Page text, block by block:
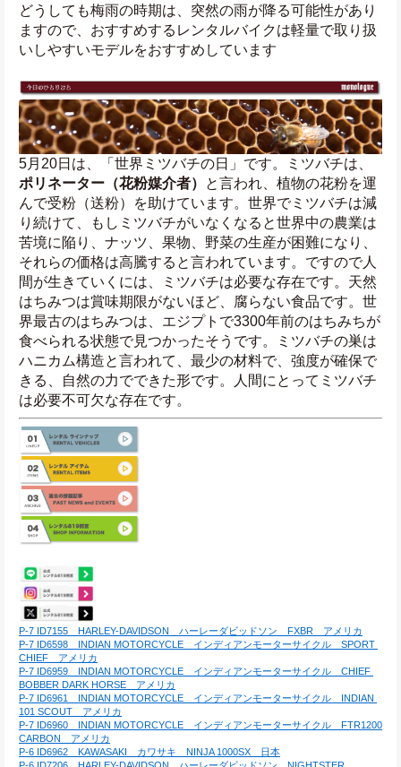
どうしても梅雨の時期は、突然の雨が降る可能性があり
ますので、おすすめするレンタルバイクは軽量で取り扱
いしやすいモデルをおすすめしています
5月20日は、「世界ミツバチの日」です。ミツバチは、
ポリネーター（花粉媒介者）
と言われ、植物の花粉を運
んで受粉（送粉）を助けています。世界でミツバチは減
り続けて、もしミツバチがいなくなると世界中の農業は
苦境に陥り、ナッツ、果物、野菜の生産が困難になり、
それらの価格は高騰すると言われています。ですので人
間が生きていくには、ミツバチは必要な存在です。天然
はちみつは賞味期限がないほど、腐らない食品です。世
界最古のはちみつは、エジプトで3300年前のはちみちが
食べられる状態で見つかったそうです。ミツバチの巣は
ハニカム構造と言われて、最少の材料で、強度が確保で
きる、自然の力でできた形です。人間にとってミツバチ
は必要不可欠な存在です。
P-7 ID7155　HARLEY-DAVIDSON　ハーレーダビッドソン　FXBR　アメリカ
P-7 ID6598　INDIAN MOTORCYCLE　インディアンモーターサイクル　SPORT
CHIEF　アメリカ
P-7 ID6959　INDIAN MOTORCYCLE　インディアンモーターサイクル　CHIEF
BOBBER DARK HORSE　アメリカ
P-7 ID6961　INDIAN MOTORCYCLE　インディアンモーターサイクル　INDIAN
101 SCOUT　アメリカ
P-7 ID6960　INDIAN MOTORCYCLE　インディアンモーターサイクル　FTR1200
CARBON　アメリカ
P-6 ID6962　KAWASAKI　カワサキ　NINJA 1000SX　日本